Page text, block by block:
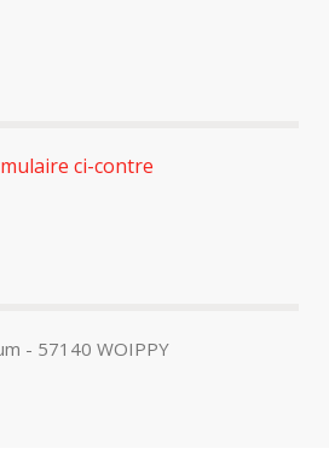
ci-contre
- 57140 WOIPPY